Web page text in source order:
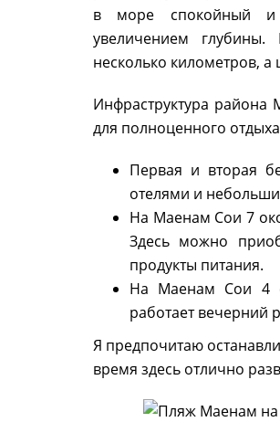
в море спокойный и
увеличением
несколько километров,
Инфраструктура района
для полноценного
Первая и вторая
отелями и
На Маенам Сои 7
Здесь можно
продукты питания.
На Маенам Сои 4
работает вечерний
Я предпочитаю
время здесь отлично